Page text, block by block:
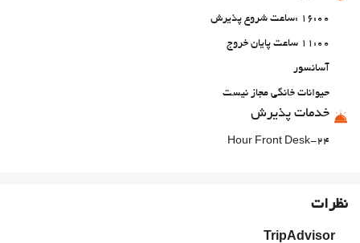
16:00 :ساعت شروع پذیرش
11:00 ساعت پایان خروج
آسانسور
حیوانات خانگی مجاز نیست
خدمات پذیرش
24-Hour Front Desk
بار
نظرات
TripAdvisor